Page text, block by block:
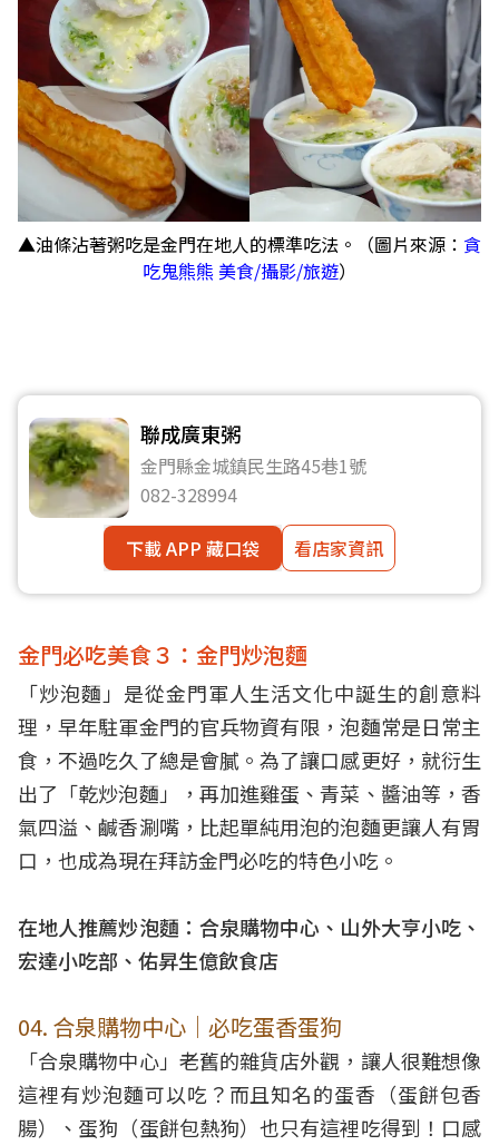
▲油條沾著粥吃是金門在地人的標準吃法。（圖片來源： 貪
吃鬼熊熊 美食/攝影/旅遊）
聯成廣東粥
金門縣金城鎮民生路45巷1號
082-328994
下載 APP 藏口袋
看店家資訊
金門必吃美食３：金門炒泡麵
「炒泡麵」是從金門軍人生活文化中誕生的創意料
理，早年駐軍金門的官兵物資有限，泡麵常是日常主
食，不過吃久了總是會膩。為了讓口感更好，就衍生
出了「乾炒泡麵」，再加進雞蛋、青菜、醬油等，香
氣四溢、鹹香涮嘴，比起單純用泡的泡麵更讓人有胃
口，也成為現在拜訪金門必吃的特色小吃。
在地人推薦炒泡麵：合泉購物中心、山外大亨小吃、
宏達小吃部、佑昇生億飲食店
04. 合泉購物中心｜必吃蛋香蛋狗
「合泉購物中心」老舊的雜貨店外觀，讓人很難想像
這裡有炒泡麵可以吃？而且知名的蛋香（蛋餅包香
腸）、蛋狗（蛋餅包熱狗）也只有這裡吃得到！口感